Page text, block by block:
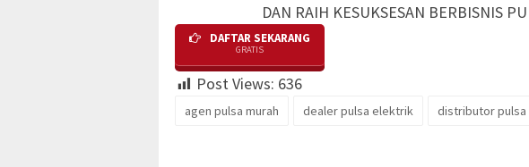
DAN RAIH KESUKSESAN BERBISNIS
DAFTAR SEKARANG
GRATIS
Post Views: 636
agen pulsa murah dealer pulsa elektrik distributor pulsa